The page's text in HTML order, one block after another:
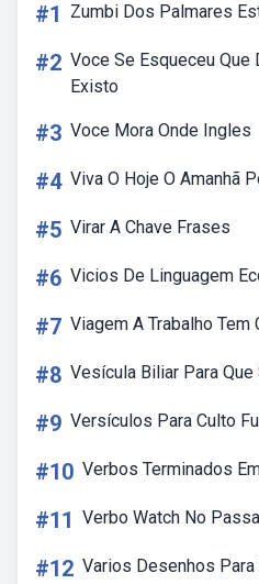
#1 Zumbi Dos Palmares
#2 Voce Se Esqueceu Que
Existo
#3 Voce Mora Onde Ingles
#4 Viva O Hoje O Amanhã
#5 Virar A Chave Frases
#6 Vicios De Linguagem
#7 Viagem A Trabalho Tem
#8 Vesícula Biliar Para Que
#9 Versículos Para Culto
#10 Verbos Terminados
#11 Verbo Watch No
#12 Varios Desenhos Para